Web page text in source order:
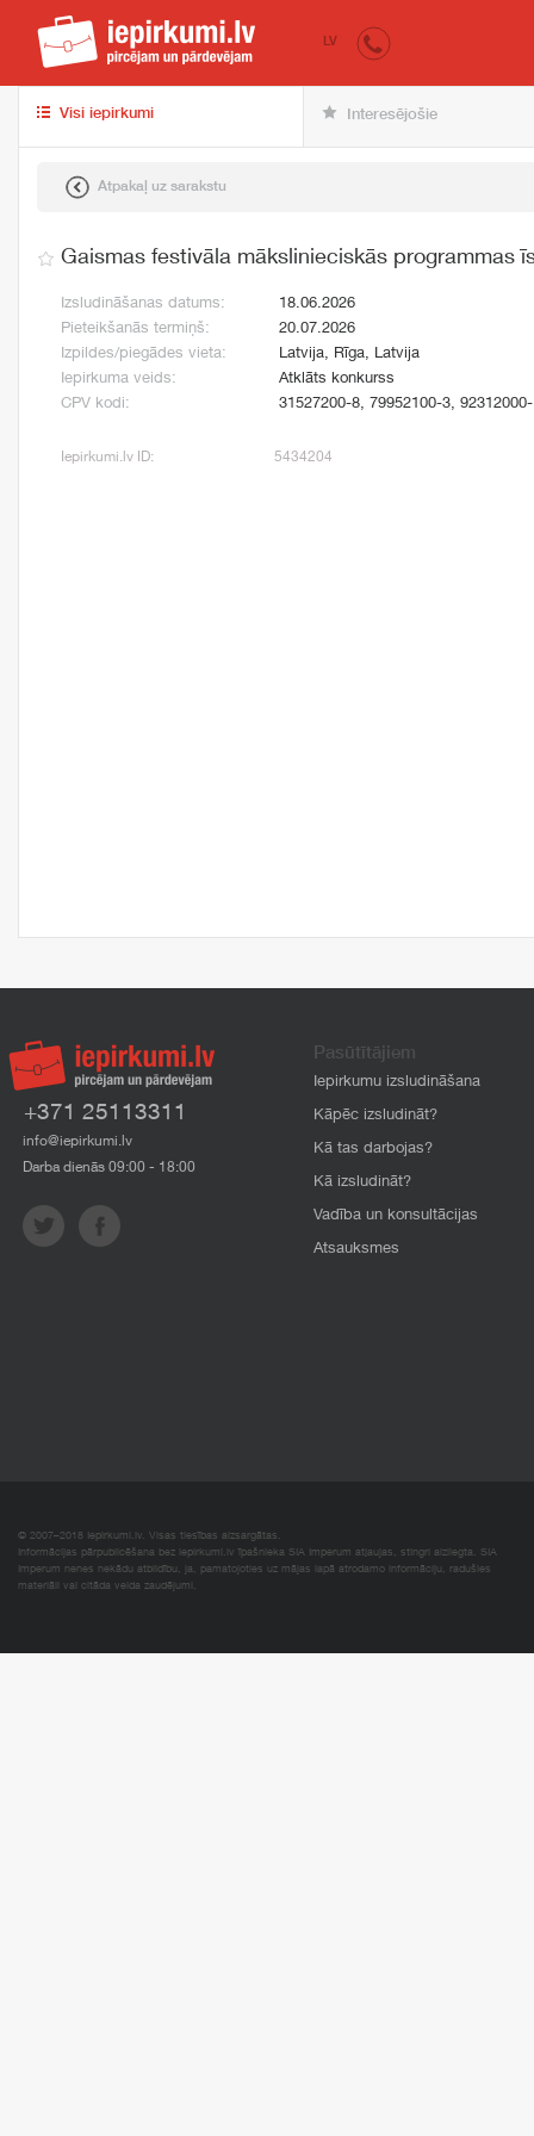
iepirkumi.lv
LV
Visi iepirkumi Interesējošie
Atpakaļ uz sarakstu
Gaismas festivāla mākslinieciskās programmas
Izsludināšanas datums:
18.06.2026
Pieteikšanās termiņš:
20.07.2026
Izpildes/piegādes vieta:
Latvija, Rīga, Latvija
Iepirkuma veids:
Atklāts konkurss
CPV kodi:
31527200-8, 79952100-3,
Iepirkumi.lv ID: 5434204
+371 25113311
info@iepirkumi.lv
Darba dienās 09:00 - 18:00
Pasūtītājiem
Iepirkumu izsludināšana
Kāpēc izsludināt?
Kā tas darbojas?
Kā izsludināt?
Vadība un konsultācijas
Atsauksmes
© 2007–2018 Iepirkumi.lv. Visas tiesības aizsargātas.
Informācijas pārpublicēšana bez iepirkumi.lv īpašnieka SIA Imperum atļaujas, stingri aizliegta. SIA
Imperum nenes nekādu atbildību, ja, pamatojoties uz mājas lapā atrodamo informāciju, radušies
materiāli vai citāda veida zaudējumi.